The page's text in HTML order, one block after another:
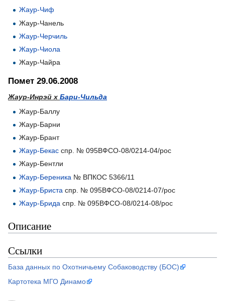
Жаур-Чиф
Жаур-Чанель
Жаур-Черчиль
Жаур-Чиола
Жаур-Чайра
Помет 29.06.2008
Жаур-Инрэй х Бари-Чильда
Жаур-Баллу
Жаур-Барни
Жаур-Брант
Жаур-Бекас спр. № 095ВФСО-08/0214-04/рос
Жаур-Бентли
Жаур-Береника № ВПКОС 5366/11
Жаур-Бриста спр. № 095ВФСО-08/0214-07/рос
Жаур-Брида спр. № 095ВФСО-08/0214-08/рос
Описание
Ссылки
База данных по Охотничьему Собаководству (БОС)
Картотека МГО Динамо